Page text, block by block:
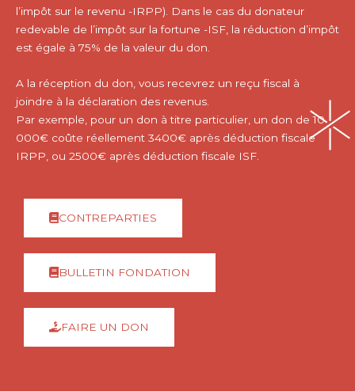
l’impôt sur le revenu -IRPP). Dans le cas du donateur
redevable de l’impôt sur la fortune -ISF, la réduction d’impôt
est égale à 75% de la valeur du don.
A la réception du don, vous recevrez un reçu fiscal à
joindre à la déclaration des revenus.
Par exemple, pour un don à titre particulier, un don de 10
000€ coûte réellement 3400€ après déduction fiscale
IRPP, ou 2500€ après déduction fiscale ISF.
CONTREPARTIES
BULLETIN FONDATION
FAIRE UN DON